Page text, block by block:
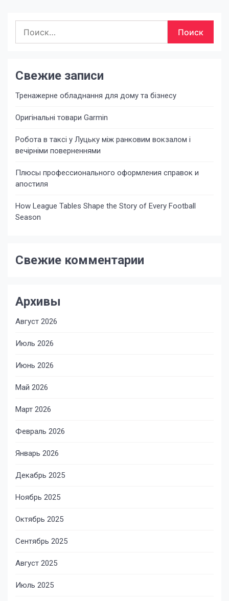
Свежие записи
Тренажерне обладнання для дому та бізнесу
Оригінальні товари Garmin
Робота в таксі у Луцьку між ранковим вокзалом і
вечірніми поверненнями
Плюсы профессионального оформления справок и
апостиля
How League Tables Shape the Story of Every Football
Season
Свежие комментарии
Архивы
Август 2026
Июль 2026
Июнь 2026
Май 2026
Март 2026
Февраль 2026
Январь 2026
Декабрь 2025
Ноябрь 2025
Октябрь 2025
Сентябрь 2025
Август 2025
Июль 2025